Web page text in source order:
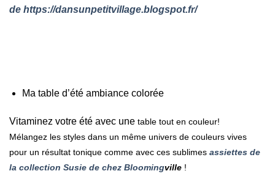
de https://dansunpetitvillage.blogspot.fr/
Ma table d’été ambiance colorée
Vitaminez votre été avec une table tout en couleur!
Mélangez les styles dans un même univers de couleurs vives
pour un résultat tonique comme avec ces sublimes assiettes de
la collection Susie de chez Bloomingville !